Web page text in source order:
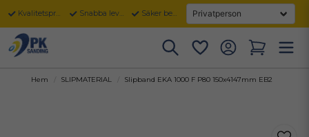
Kvalitetsprodukter Snabba leveranser Säker betalning
Hem SLIPMATERIAL Slipband EKA 1000 F P80 150x4147mm EB2